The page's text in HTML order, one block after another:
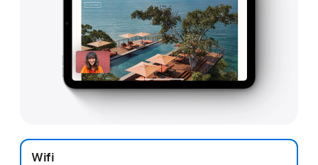
Wifi